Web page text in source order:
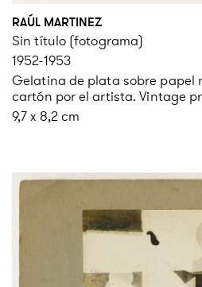
RAÚL MARTINEZ
Sin título (fotograma)
1952-1953
Gelatina de plata sobre papel
cartón por el artista. Vintage
9,7 x 8,2 cm